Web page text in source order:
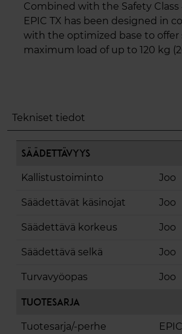
Combined with the Safety Class
EPIC TX has been designed in
with the optimized base to offer
maximum load of up to 120 kg
Tekniset tiedot
Säädettävyys
Kallistustoiminto Joo
Säädettävät käsinojat Joo
Säädettävä korkeus Joo
Säädettävä selkä Joo
Turvavyöopas Joo
Tuotesarja
Tuotesarja/-perhe EPIC